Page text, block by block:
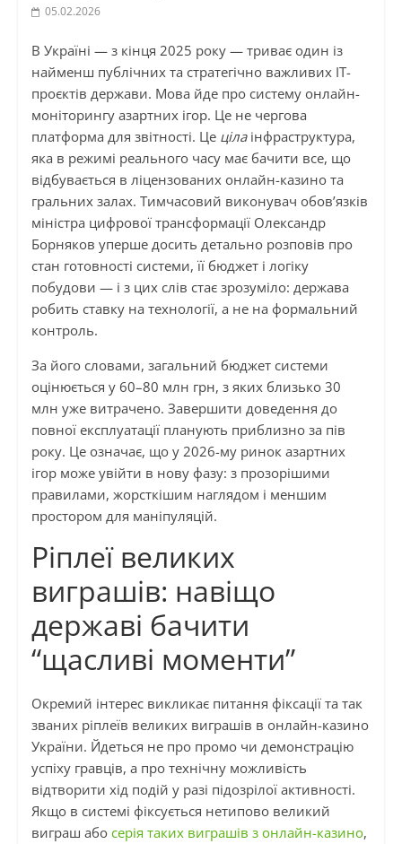
05.02.2026
В Україні — з кінця 2025 року — триває один із
найменш публічних та стратегічно важливих ІТ-
проєктів держави. Мова йде про систему онлайн-
моніторингу азартних ігор. Це не чергова
платформа для звітності. Це цілаінфраструктура,
яка в режимі реального часу має бачити все, що
відбувається в ліцензованих онлайн-казино та
гральних залах. Тимчасовий виконувач обов’язків
міністра цифрової трансформації Олександр
Борняков уперше досить детально розповів про
стан готовності системи, її бюджет і логіку
побудови — і з цих слів стає зрозуміло: держава
робить ставку на технології, а не на формальний
контроль.
За його словами, загальний бюджет системи
оцінюється у 60–80 млн грн, з яких близько 30
млн уже витрачено. Завершити доведення до
повної експлуатації планують приблизно за пів
року. Це означає, що у 2026-му ринок азартних
ігор може увійти в нову фазу: з прозорішими
правилами, жорсткішим наглядом і меншим
простором для маніпуляцій.
Ріплеї великих
виграшів: навіщо
державі бачити
“щасливі моменти”
Окремий інтерес викликає питання фіксації та так
званих ріплеїв великих виграшів в онлайн-казино
України. Йдеться не про промо чи демонстрацію
успіху гравців, а про технічну можливість
відтворити хід подій у разі підозрілої активності.
Якщо в системі фіксується нетипово великий
виграш або серія таких виграшів з онлайн-казино,